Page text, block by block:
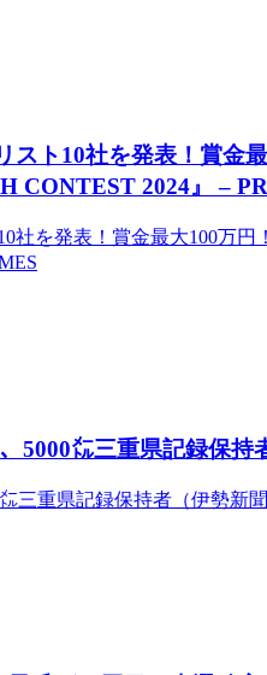
スト10社を発表！賞金
CONTEST 2024』 –
社を発表！賞金最大100万
5000㍍三重県記録保持
三重県記録保持者（伊勢新